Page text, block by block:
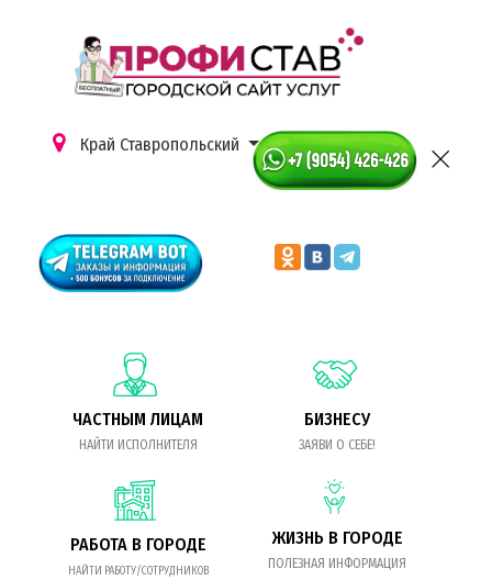
Край Ставропольский
ЧАСТНЫМ ЛИЦАМ
НАЙТИ ИСПОЛНИТЕЛЯ
БИЗНЕСУ
ЗАЯВИ О СЕБЕ!
РАБОТА В ГОРОДЕ
НАЙТИ РАБОТУ/СОТРУДНИКОВ
ЖИЗНЬ В ГОРОДЕ
ПОЛЕЗНАЯ ИНФОРМАЦИЯ